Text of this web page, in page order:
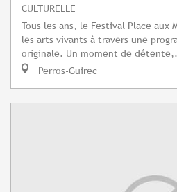
CULTURELLE
Tous les ans, le Festival Place aux
les arts vivants à travers une
originale. Un moment de
Perros-Guirec